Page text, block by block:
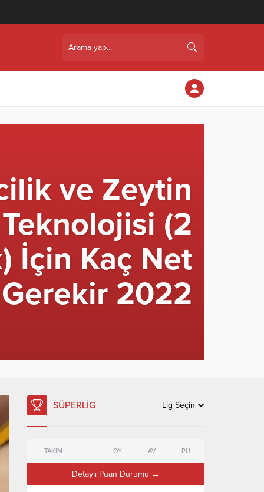
ve Zeytin
(2
İçin Kaç Net
Gerekir 2022
SÜPERLIG Lig Seçin
TAKIM OY AV PU
Detaylı Puan Durumu →